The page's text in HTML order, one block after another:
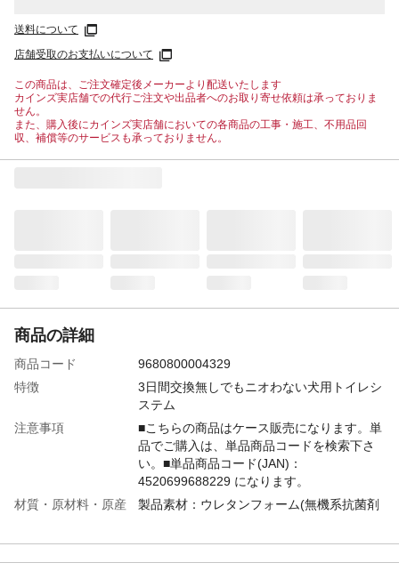
送料について
店舗受取のお支払いについて
この商品は、ご注文確定後メーカーより配送いたします
カインズ実店舗での代行ご注文や出品者へのお取り寄せ依頼は承っておりま
せん。
また、購入後にカインズ実店舗においての各商品の工事・施工、不用品回
収、補償等のサービスも承っておりません。
商品の詳細
商品コード
9680800004329
特徴
3日間交換無しでもニオわない犬用トイレシ
ステム
注意事項
■こちらの商品はケース販売になります。単
品でご購入は、単品商品コードを検索下さ
い。■単品商品コード(JAN)：
4520699688229 になります。
材質・原材料・原産
製品素材：ウレタンフォーム(無機系抗菌剤
メーカー名
ジャペル